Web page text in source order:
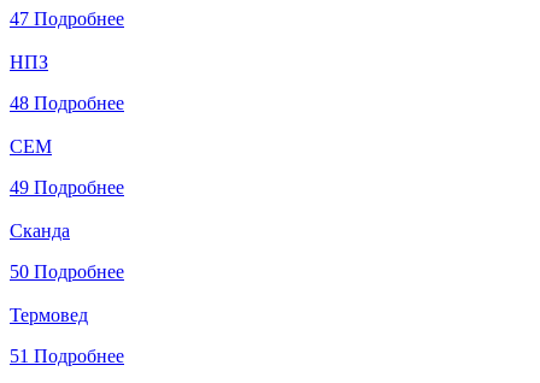
47 Подробнее
НПЗ
48 Подробнее
СЕМ
49 Подробнее
Сканда
50 Подробнее
Термовед
51 Подробнее